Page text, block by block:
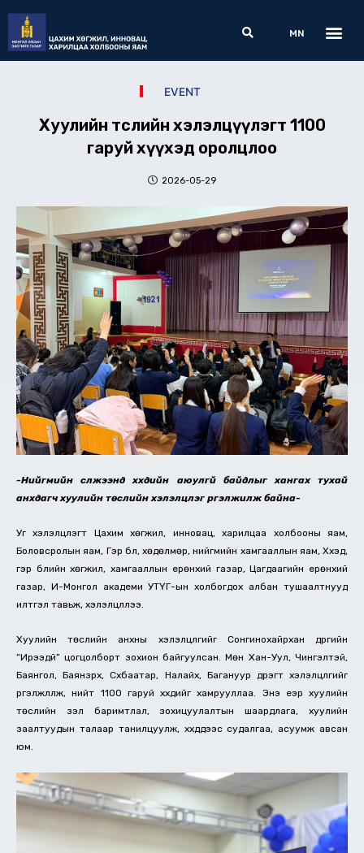
content
Search
MN
EVENT
Хуулийн төслийн хэлэлцүүлэгт 1100
гаруй хүүхэд оролцлоо
2026-05-29
-Нийгмийн сүлжээнд хүүхдийн аюулгүй байдлыг хангах тухай
анхдагч хуулийн төслийн хэлэлцүүлэг үргэлжилж байна-
Уг хэлэлцүүлэгт Цахим хөгжил, инновац, харилцаа холбооны яам,
Боловсролын яам, Гэр бүл, хөдөлмөр, нийгмийн хамгааллын яам, Хүүхэд,
гэр бүлийн хөгжил, хамгааллын ерөнхий газар, Цагдаагийн ерөнхий
газар, И-Монгол академи УТҮГ-ын холбогдох албан тушаалтнууд
илтгэл тавьж, хэлэлцүүллээ.
Хуулийн төслийн анхны хэлэлцүүлгийг Сонгинохайрхан дүүргийн
“Ирээдүй” цогцолборт зохион байгуулсан. Мөн Хан-Уул, Чингэлтэй,
Баянгол, Баянзүрх, Сүхбаатар, Налайх, Багануур дүүрэгт хэлэлцүүлгийг
үргэлжлүүлж, нийт 1100 гаруй хүүхдийг хамрууллаа. Энэ үеэр хуулийн
төслийн үзэл баримтлал, зохицуулалтын шаардлага, хуулийн
заалтуудын талаар танилцуулж, хүүхдүүдээс судалгаа, асуумж авсан
юм.